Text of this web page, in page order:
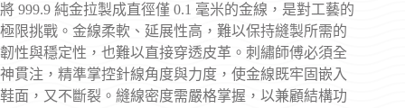
將 999.9 純金拉製成直徑僅 0.1 毫米的金線，是對工藝的
極限挑戰。金線柔軟、延展性高，難以保持縫製所需的
韌性與穩定性，也難以直接穿透皮革。刺繡師傅必須全
神貫注，精準掌控針線角度與力度，使金線既牢固嵌入
鞋面，又不斷裂。縫線密度需嚴格掌握，以兼顧結構功